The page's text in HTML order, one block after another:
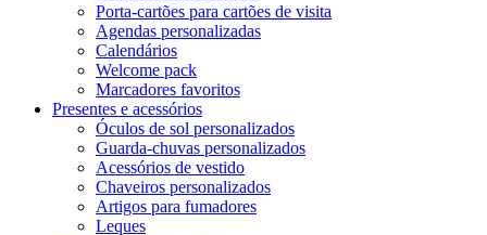
Porta-cartões para cartões de visita
Agendas personalizadas
Calendários
Welcome pack
Marcadores favoritos
Presentes e acessórios
Óculos de sol personalizados
Guarda-chuvas personalizados
Acessórios de vestido
Chaveiros personalizados
Artigos para fumadores
Leques